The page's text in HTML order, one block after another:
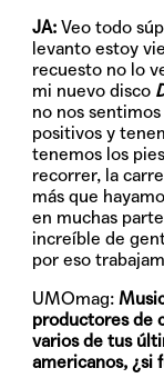
JA: Veo todo
levanto estoy
recuesto no lo
mi nuevo disco
no nos
positivos y
tenemos los
recorrer, la
más que
en muchas
increíble de
por eso
UMOmag:
productores de
varios de tus
americanos, ¿si